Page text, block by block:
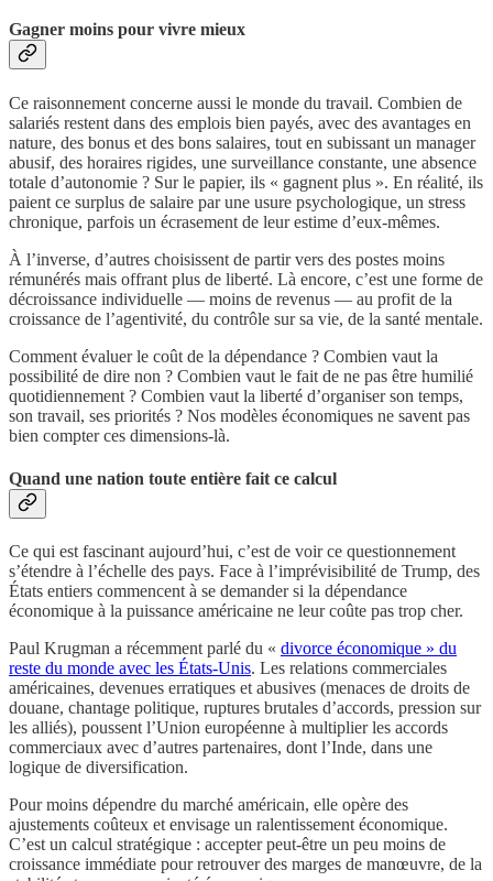
Gagner moins pour vivre mieux
Ce raisonnement concerne aussi le monde du travail. Combien de
salariés restent dans des emplois bien payés, avec des avantages en
nature, des bonus et des bons salaires, tout en subissant un manager
abusif, des horaires rigides, une surveillance constante, une absence
totale d’autonomie ? Sur le papier, ils « gagnent plus ». En réalité, ils
paient ce surplus de salaire par une usure psychologique, un stress
chronique, parfois un écrasement de leur estime d’eux-mêmes.
À l’inverse, d’autres choisissent de partir vers des postes moins
rémunérés mais offrant plus de liberté. Là encore, c’est une forme de
décroissance individuelle — moins de revenus — au profit de la
croissance de l’agentivité, du contrôle sur sa vie, de la santé mentale.
Comment évaluer le coût de la dépendance ? Combien vaut la
possibilité de dire non ? Combien vaut le fait de ne pas être humilié
quotidiennement ? Combien vaut la liberté d’organiser son temps,
son travail, ses priorités ? Nos modèles économiques ne savent pas
bien compter ces dimensions-là.
Quand une nation toute entière fait ce calcul
Ce qui est fascinant aujourd’hui, c’est de voir ce questionnement
s’étendre à l’échelle des pays. Face à l’imprévisibilité de Trump, des
États entiers commencent à se demander si la dépendance
économique à la puissance américaine ne leur coûte pas trop cher.
Paul Krugman a récemment parlé du « divorce économique » du
reste du monde avec les États-Unis. Les relations commerciales
américaines, devenues erratiques et abusives (menaces de droits de
douane, chantage politique, ruptures brutales d’accords, pression sur
les alliés), poussent l’Union européenne à multiplier les accords
commerciaux avec d’autres partenaires, dont l’Inde, dans une
logique de diversification.
Pour moins dépendre du marché américain, elle opère des
ajustements coûteux et envisage un ralentissement économique.
C’est un calcul stratégique : accepter peut-être un peu moins de
croissance immédiate pour retrouver des marges de manœuvre, de la